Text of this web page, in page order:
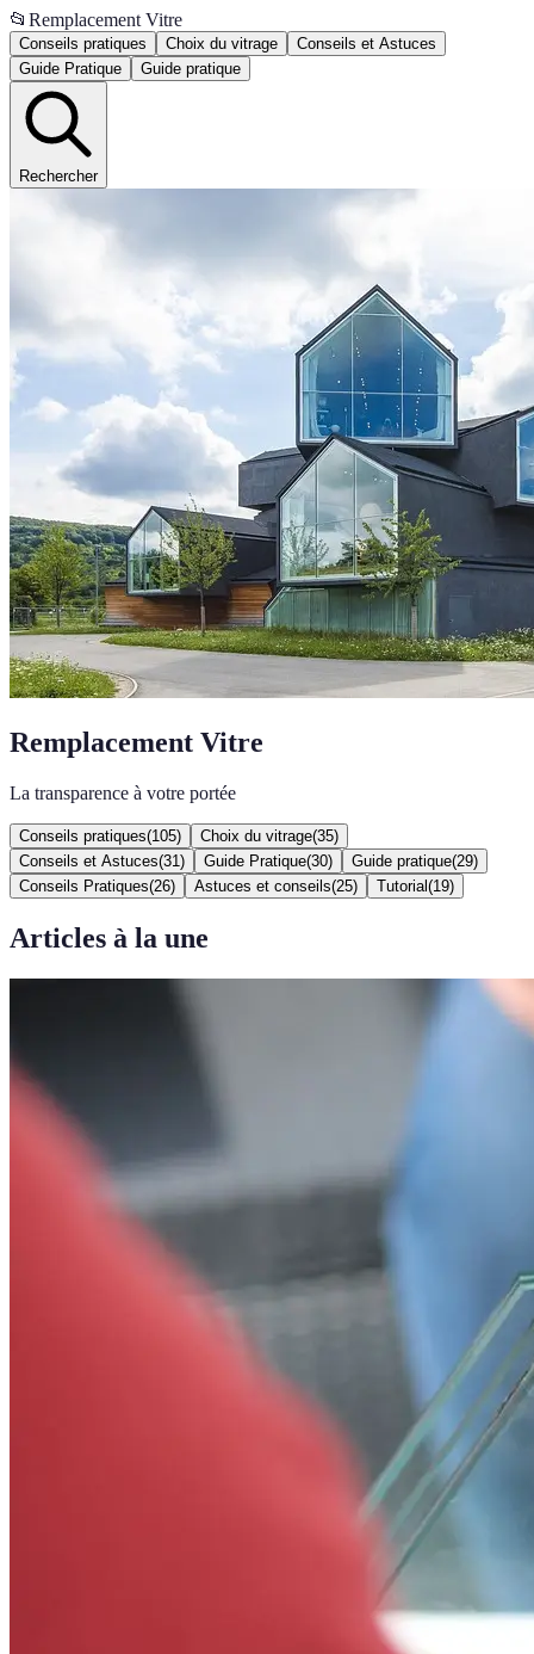
📂 Remplacement Vitre
Conseils pratiques Choix du vitrage
Conseils et Astuces
Guide Pratique
Guide pratique
Rechercher
Remplacement Vitre
La transparence à votre portée
Conseils pratiques(105) Choix du vitrage(35)
Conseils et Astuces(31 ) Guide Pratique(30) Guide pratique(29)
Conseils Pratiques(26) Astuces et conseils(25) Tutorial (19)
Articles à la une